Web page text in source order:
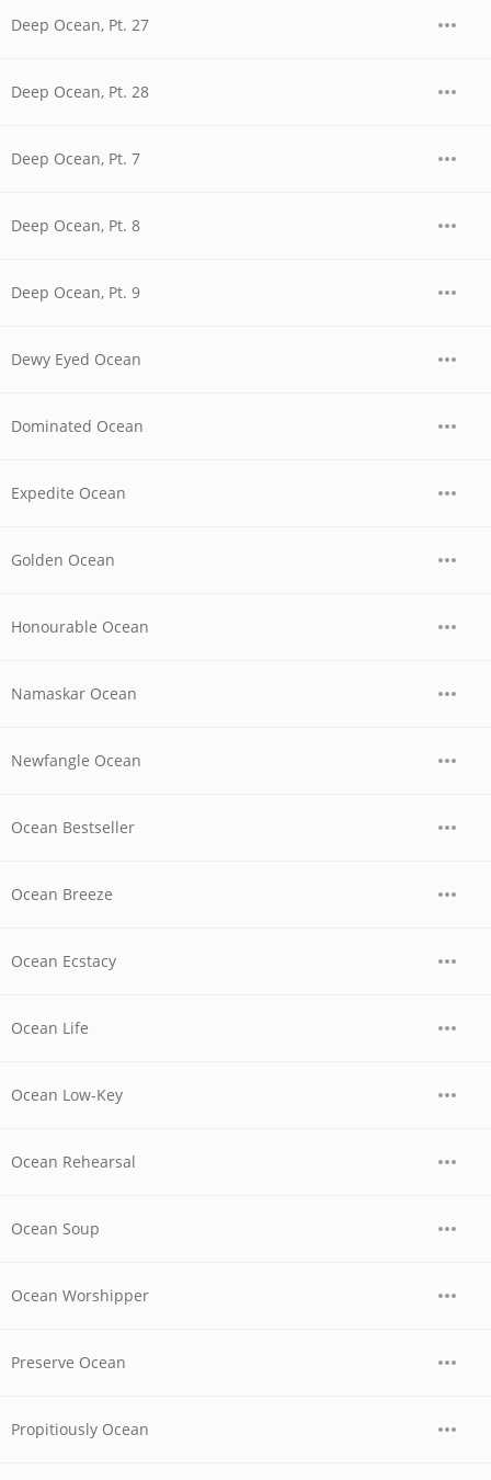
Deep Ocean, Pt. 27
Deep Ocean, Pt. 28
Deep Ocean, Pt. 7
Deep Ocean, Pt. 8
Deep Ocean, Pt. 9
Dewy Eyed Ocean
Dominated Ocean
Expedite Ocean
Golden Ocean
Honourable Ocean
Namaskar Ocean
Newfangle Ocean
Ocean Bestseller
Ocean Breeze
Ocean Ecstacy
Ocean Life
Ocean Low-Key
Ocean Rehearsal
Ocean Soup
Ocean Worshipper
Preserve Ocean
Propitiously Ocean